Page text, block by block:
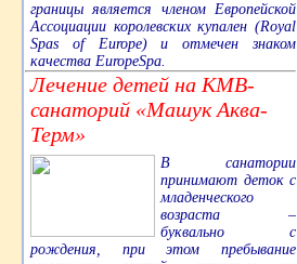
границы является членом Европейской
Ассоциации королевских купален (Royal
Spas of Europe) и отмечен знаком
качества EuropeSpa.
Лечение детей на КМВ-
санаторий «Машук Аква-
Терм»
В санатории
принимают деток с
младенческого
возраста –
буквально с
рождения, при этом пребывание